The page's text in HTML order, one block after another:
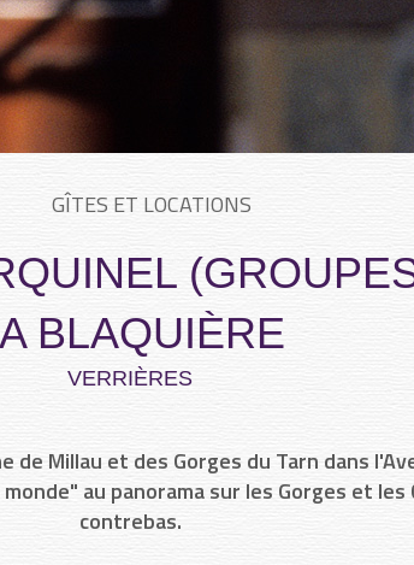
GÎTES ET LOCATIONS
BLAQUIÈRE
VERRIÈRES
Millau et des Gorges du Tarn dans
au panorama sur les Gorges et les
contrebas.